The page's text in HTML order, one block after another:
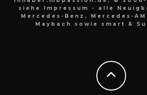
siehe Impressum - alle
Mercedes-Benz, Mercedes-
Maybach sowie smart &